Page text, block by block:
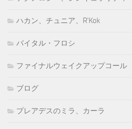
ハカン、チュニア、R'Kok
バイタル・フロシ
ファイナルウェイクアップコール
ブログ
プレアデスのミラ、カーラ